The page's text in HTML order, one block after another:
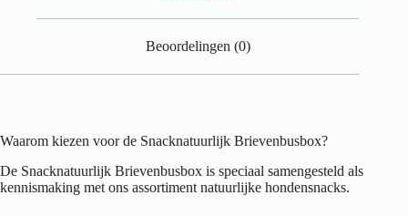
Beoordelingen (0)
Waarom kiezen voor de Snacknatuurlijk Brievenbusbox?
De Snacknatuurlijk Brievenbusbox is speciaal samengesteld als
kennismaking met ons assortiment natuurlijke hondensnacks.